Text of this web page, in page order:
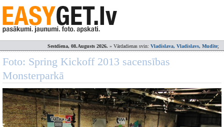
Sestdiena, 08.Augusts 2026. » Vārdadienas svin: Vladislava, Vladislavs, Mudīte;
Foto: Spring Kickoff 2013 sacensības
Monsterparkā